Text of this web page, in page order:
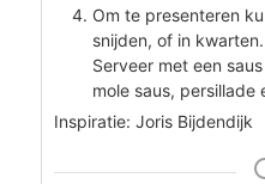
Om te presenteren
snijden, of in
Serveer met een
mole saus, persillade
Inspiratie: Joris Bijdendijk